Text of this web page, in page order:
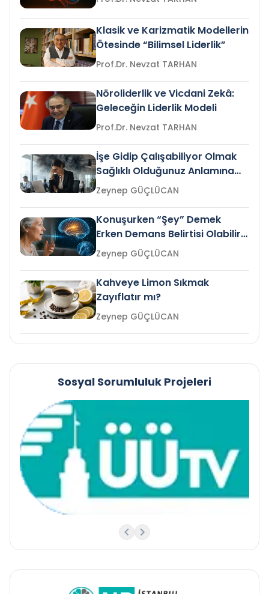
Klasik ve Karizmatik Modellerin
Ötesinde “Bilimsel Liderlik”
Prof.Dr. Nevzat TARHAN
Nöroliderlik ve Vicdani Zekâ:
Geleceğin Liderlik Modeli
Prof.Dr. Nevzat TARHAN
İşe Gidip Çalışabiliyor Olmak
Sağlıklı Olduğunuz Anlamına
Gelir mi?Zeynep GÜÇLÜCAN
Konuşurken “Şey” Demek
Erken Demans Belirtisi Olabilir
mi?
Zeynep GÜÇLÜCAN
Kahveye Limon Sıkmak
Zayıflatır mı?
Zeynep GÜÇLÜCAN
Sosyal Sorumluluk Projeleri